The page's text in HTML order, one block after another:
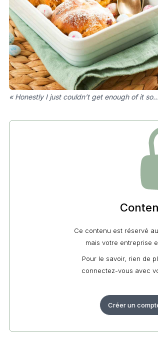
« Honestly I just couldn’t get enough of it
Ce contenu est réservé
mais votre entreprise
Pour le savoir, rien de
connectez-vous avec
Créer un